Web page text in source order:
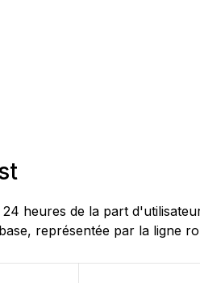
heures de la part
représentée par la ligne